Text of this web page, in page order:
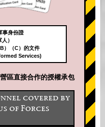
事身份證
人）
）（C）的文件
Services)
區直接合作的授權承包
covered by
of Forces